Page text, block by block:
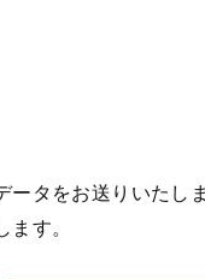
ータをお送りいたし
す。